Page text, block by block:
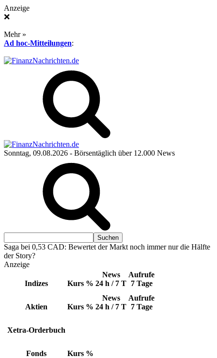
Anzeige
❌
Mehr »
Ad hoc-Mitteilungen:
Sonntag, 09.08.2026 - Börsentäglich über 12.000 News
Saga bei 0,53 CAD: Bewertet der Markt noch immer nur die Hälfte
der Story?
Anzeige
Indizes Kurs %
News
24 h / 7 T
Aufrufe
7 Tage
Aktien Kurs %
News
24 h / 7 T
Aufrufe
7 Tage
Xetra-Orderbuch
Fonds Kurs %